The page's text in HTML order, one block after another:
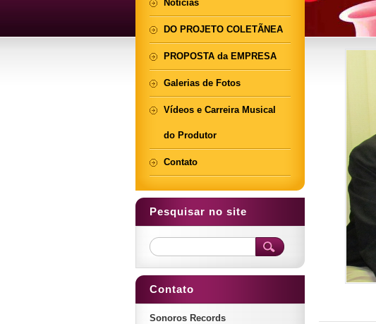
Notícias
DO PROJETO COLETÃNEA
PROPOSTA da EMPRESA
Galerias de Fotos
Vídeos e Carreira Musical
do Produtor
Contato
Pesquisar no site
Contato
Sonoros Records